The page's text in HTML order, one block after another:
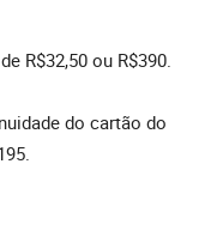
R$32,50 ou R$390.
do cartão do